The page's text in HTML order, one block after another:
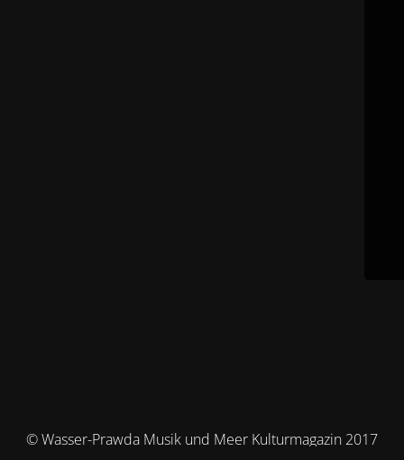
© Wasser-Prawda Musik und Meer Kulturmagazin 2017